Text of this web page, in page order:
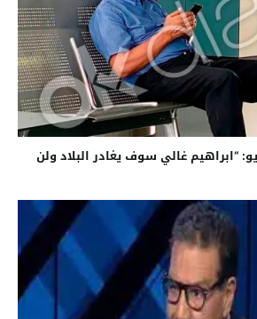
“ابراهيم غالي سوف يغادر البلاد ولن